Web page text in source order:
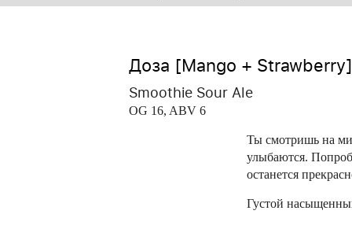
Доза [Mango + Strawberry]
Smoothie Sour Ale
OG 16, ABV 6
Ты смотришь на
улыбаются.
останется
Густой